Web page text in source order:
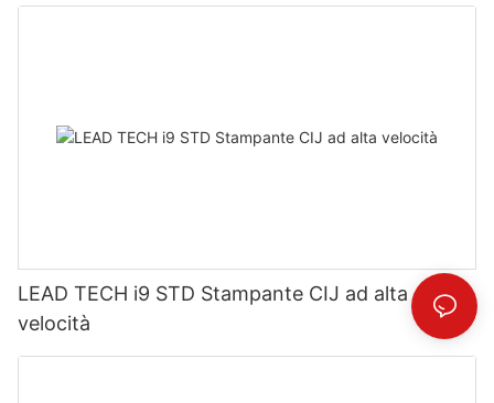
LEAD TECH i9 STD Stampante CIJ ad alta
velocità